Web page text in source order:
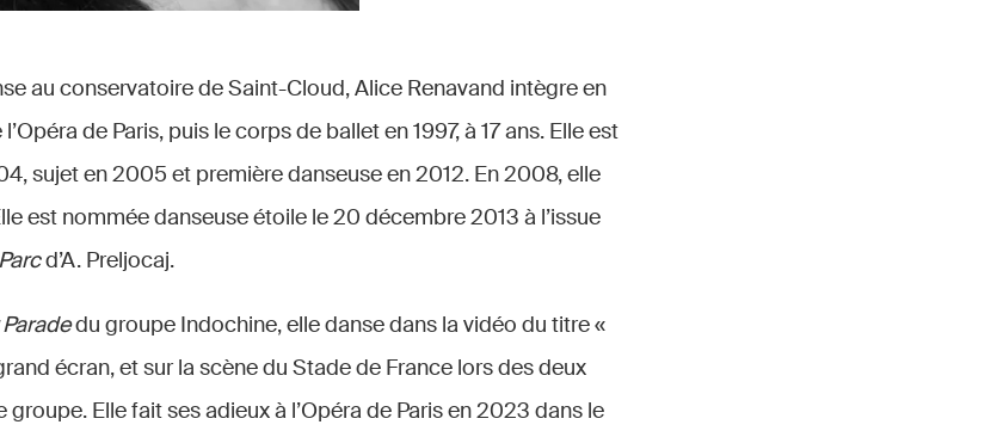
au conservatoire de Saint-Cloud, Alice Renavand intègre en
de Paris, puis le corps de ballet en 1997, à 17 ans. Elle est
sujet en 2005 et première danseuse en 2012. En 2008, elle
est nommée danseuse étoile le 20 décembre 2013 à l’issue
Parcd’A. Preljocaj.
du groupe Indochine, elle danse dans la vidéo du titre «
écran, et sur la scène du Stade de France lors des deux
Elle fait ses adieux à l’Opéra de Paris en 2023 dans le